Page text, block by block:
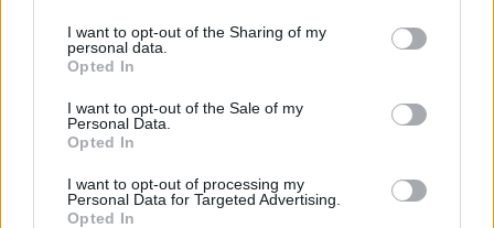
not limited to your visit or usage behaviour. You may click to
grant or deny consent to Google and its third-party tags to
use your data for below specified purposes in below Google
consent section.
I want to opt-out of the Sharing of my
personal data.
Opted In
I want to opt-out of the Sale of my
Personal Data.
Opted In
I want to opt-out of processing my
Personal Data for Targeted Advertising.
Opted In
anche a San Pantaleo
Rapina a Porto Rotondo, due uomini fermati dai
carabinieri
Auto prende fuoco sulla strada statale 125 a